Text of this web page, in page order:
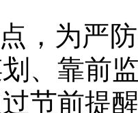
，为严
、靠前
节前提